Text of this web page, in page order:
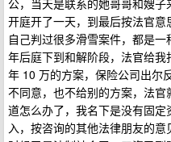
公，当天是联系的她哥哥和嫂子
开庭开了一天，到最后按法官
自己判过很多滑雪案件，都是
年后庭下到和解阶段，法官给
年 10 万的方案，保险公司出尔
不同意，也不给别的方案，法
道怎么办了，我名下是没有固
入，按咨询的其他法律朋友的